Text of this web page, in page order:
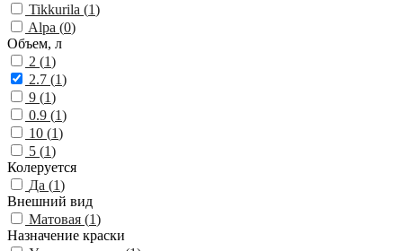
Tikkurila (1)
Alpa (0)
Объем, л
2 (1)
2.7 (1)
9 (1)
0.9 (1)
10 (1)
5 (1)
Колеруется
Да (1)
Внешний вид
Матовая (1)
Назначение краски